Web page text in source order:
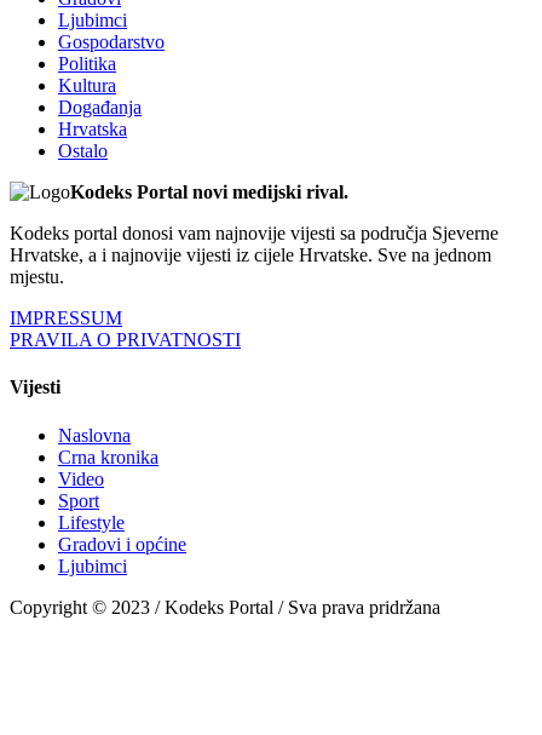
Ljubimci
Gospodarstvo
Politika
Kultura
Događanja
Hrvatska
Ostalo
Kodeks Portal novi medijski rival.
Kodeks portal donosi vam najnovije vijesti sa područja Sjeverne
Hrvatske, a i najnovije vijesti iz cijele Hrvatske. Sve na jednom
mjestu.
IMPRESSUM
PRAVILA O PRIVATNOSTI
Vijesti
Naslovna
Crna kronika
Video
Sport
Lifestyle
Gradovi i općine
Ljubimci
Copyright © 2023 / Kodeks Portal / Sva prava pridržana